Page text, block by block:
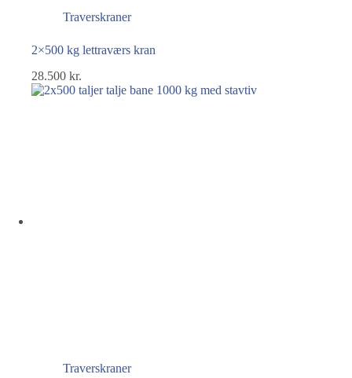
Traverskraner
2×500 kg lettraværs kran
28.500 kr.
Traverskraner